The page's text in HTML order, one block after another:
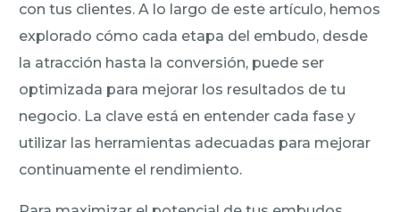
con tus clientes. A lo largo de este artículo, hemos
explorado cómo cada etapa del embudo, desde
la atracción hasta la conversión, puede ser
optimizada para mejorar los resultados de tu
negocio. La clave está en entender cada fase y
utilizar las herramientas adecuadas para mejorar
continuamente el rendimiento.